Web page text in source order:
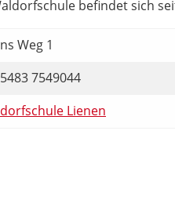
befindet sich
Weg 1
7549044
Lienen